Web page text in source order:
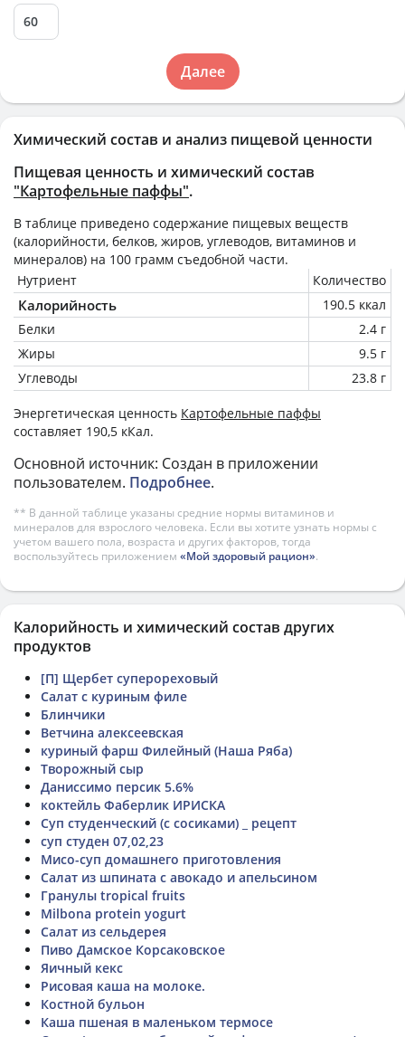
Химический состав и анализ пищевой ценности
Пищевая ценность и химический состав
"Картофельные паффы".
В таблице приведено содержание пищевых веществ
(калорийности, белков, жиров, углеводов, витаминов и
минералов) на 100 грамм съедобной части.
Нутриент
Количество
Калорийность
190.5 ккал
Белки
2.4 г
Жиры
9.5 г
Углеводы
23.8 г
Энергетическая ценность Картофельные паффы
составляет 190,5 кКал.
Основной источник: Создан в приложении
пользователем. Подробнее.
** В данной таблице указаны средние нормы витаминов и
минералов для взрослого человека. Если вы хотите узнать нормы с
учетом вашего пола, возраста и других факторов, тогда
воспользуйтесь приложением «Мой здоровый рацион».
Далее
Калорийность и химический состав других
продуктов
[П] Щербет суперореховый
Салат с куриным филе
Блинчики
Ветчина алексеевская
куриный фарш Филейный (Наша Ряба)
Творожный сыр
Даниссимо персик 5.6%
коктейль Фаберлик ИРИСКА
Суп студенческий (с сосиками) _ рецепт
суп студен 07,02,23
Мисо-суп домашнего приготовления
Салат из шпината с авокадо и апельсином
Гранулы tropical fruits
Milbona protein yogurt
Салат из сельдерея
Пиво Дамское Корсаковское
Яичный кекс
Рисовая каша на молоке.
Костной бульон
Каша пшеная в маленьком термосе